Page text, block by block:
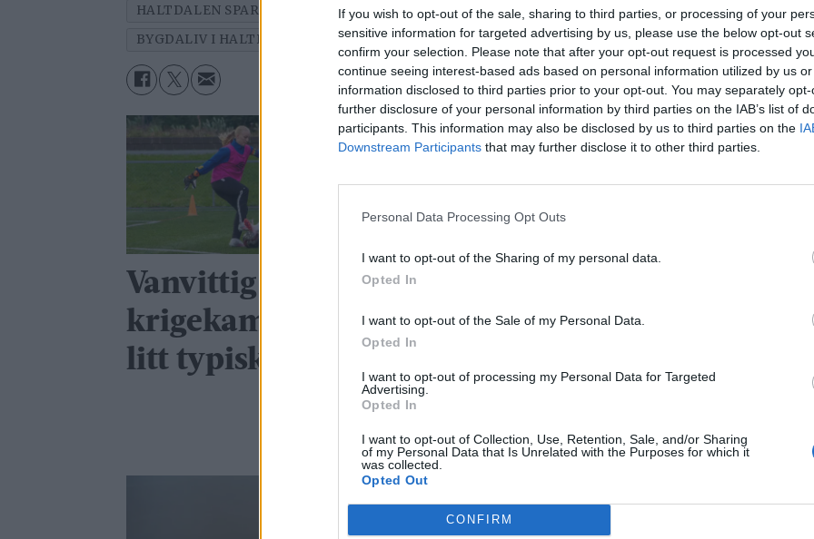
If you wish to opt-out of the sale, sharing to third parties, or processing of your
sensitive information for targeted advertising by us, please use the below opt-out
confirm your selection. Please note that after your opt-out request is processed
continue seeing interest-based ads based on personal information utilized by us
information disclosed to third parties prior to your opt-out. You may separately
further disclosure of your personal information by third parties on the IAB’s list of
participants. This information may also be disclosed by us to third parties on the
Downstream Participants that may further disclose it to other third parties.
Personal Data Processing Opt Outs
I want to opt-out of the Sharing of my personal data.
Opted In
I want to opt-out of the Sale of my Personal Data.
Opted In
I want to opt-out of processing my Personal Data for Targeted
Advertising.
Opted In
I want to opt-out of Collection, Use, Retention, Sale, and/or Sharing
of my Personal Data that Is Unrelated with the Purposes for which it
was collected.
Opted Out
CONFIRM
HALTDALEN SPAREBANK REVY NYHETER MARI BOLLINGMO KULTUR HANS GRØT
BYGDALIV I HALTDALEN
BYGDALIV BERIT AAS AUNE SAMFUNN
Vanvittig målfest i
krigekamp: – Det er
litt typisk oss
er gågate
Se